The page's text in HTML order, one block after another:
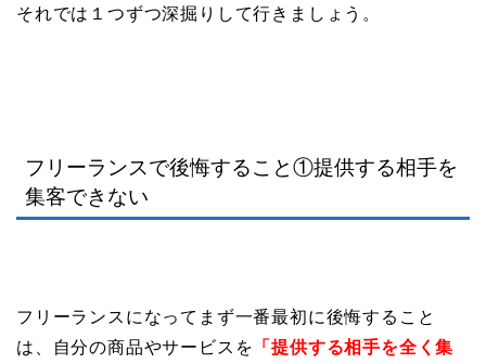
それでは１つずつ深掘りして行きましょう。
フリーランスで後悔すること①提供する相手を
集客できない
フリーランスになってまず一番最初に後悔すること
は、自分の商品やサービスを 「提供する相手を全く集